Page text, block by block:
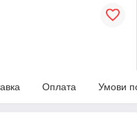
Оплата Умови